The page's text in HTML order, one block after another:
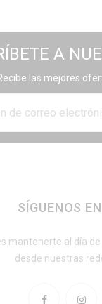
A
las mejores
SÍGUENOS
mantenerte al día
desde nuestras